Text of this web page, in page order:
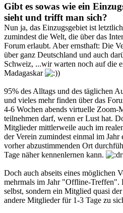
Gibt es sowas wie ein
sieht und trifft man sich?
Nun ja, das Einzugsgebiet ist
zumindest die Welt, die über das
Forum erlaubt. Aber ernsthaft: Die
über ganz Deutschland und auch
Schweiz, ...wir warten noch auf die
Madagaskar
)
95% des Alltags und des täglichen
und vieles mehr finden über das
4-6 Wochen abends virtuelle Zoom-
teilnehmen darf, wenn er Lust hat.
Mitglieder mittlerweile auch im
der Verein zumindest einmal im
vorher abzustimmenden Ort
Tage näher kennenlernen kann.
Doch auch abseits eines möglichen
mehrmals im Jahr "Offline-Treffen".
selbst, sondern ein Mitglied quasi
andere Mitglieder für 1-3 Tage zu